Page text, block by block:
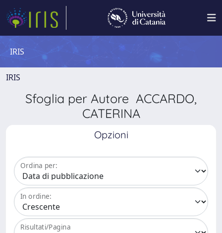
IRIS
IRIS
Sfoglia per Autore ACCARDO,
CATERINA
Opzioni
Ordina per:
In ordine:
Risultati/Pagina